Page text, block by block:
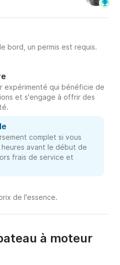
bord, un permis est requis.
expérimenté qui bénéficie de
et s'engage à offrir des
complet si vous
heures avant le début de
frais de service et
de l'essence.
à moteur